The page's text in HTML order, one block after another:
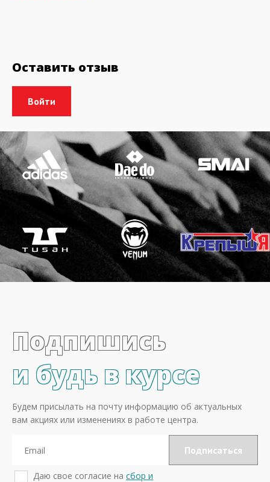
Оставить отзыв
Подпишись
и будь в курсе
Будем присылать на почту информацию об актуальных
вам акциях или изменениях в работе центра.
Даю свое согласие на сбор и